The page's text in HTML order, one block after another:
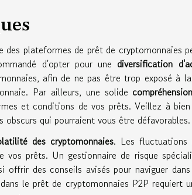
des plateformes de prêt de cryptomonnaies
d'opter pour une diversification
afin de ne pas être trop exposé à
Par ailleurs, une solide
et conditions de vos prêts. Veillez à
qui pourraient vous être défavorables.
des cryptomonnaies. Les fluctuations
prêts. Un gestionnaire de risque
des conseils avisés pour naviguer
le prêt de cryptomonnaies P2P requiert